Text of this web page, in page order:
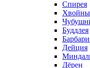
Спирея
Буддлея
Дейция
Дёрен